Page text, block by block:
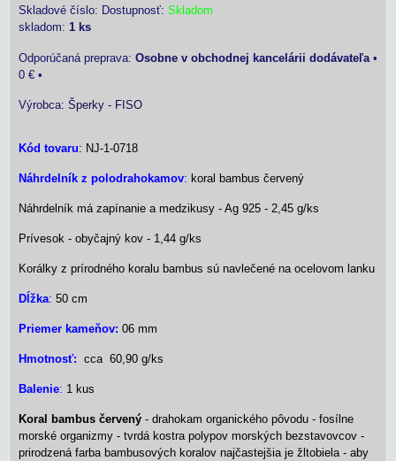
Skladové číslo: Dostupnosť: Skladom
skladom: 1 ks
Osobne v obchodnej kancelárii dodávateľa •
0 € •
Výrobca: Šperky - FISO
Kód tovaru: NJ-1-0718
Náhrdelník z polodrahokamov: koral bambus červený
Náhrdelník má zapínanie a medzikusy - Ag 925 - 2,45 g/ks
Prívesok - obyčajný kov - 1,44 g/ks
Korálky z prírodného koralu bambus sú navlečené na ocelovom lanku
Dĺžka: 50 cm
Priemer kameňov: 06 mm
Hmotnosť: cca 60,90 g/ks
Balenie: 1 kus
Koral bambus červený - drahokam organického pôvodu - fosílne
morské organizmy - tvrdá kostra polypov morských bezstavovcov -
prirodzená farba bambusových koralov najčastejšia je žltobiela - aby